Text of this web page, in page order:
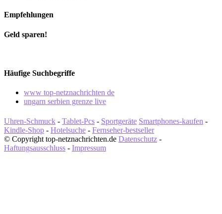
Empfehlungen
Geld sparen!
Häufige Suchbegriffe
www top-netznachrichten de
ungarn serbien grenze live
Uhren-Schmuck - Tablet-Pcs - Sportgeräte Smartphones-kaufen -
Kindle-Shop - Hotelsuche - Fernseher-bestseller
© Copyright top-netznachrichten.de Datenschutz -
Haftungsausschluss - Impressum